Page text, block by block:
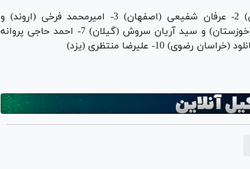
100 کیلوگرم: 1- علی اصغر دادبخش (مازندران) 2- عرفان شفیعی (اصفهان) 3- امیرمحمد فرخی (اروند) و
امیرحیسن حسینی (البرز) 5- رضا زرین چغایی (خوزستان) و سید آریان سروش (گیلان) 7- احمد حاجی پروانه